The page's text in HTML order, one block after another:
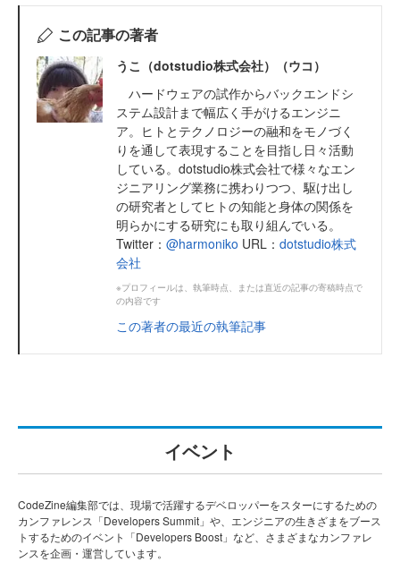
この記事の著者
うこ（dotstudio株式会社）（ウコ）
ハードウェアの試作からバックエンドシ
ステム設計まで幅広く手がけるエンジニ
ア。ヒトとテクノロジーの融和をモノづく
りを通して表現することを目指し日々活動
している。dotstudio株式会社で様々なエン
ジニアリング業務に携わりつつ、駆け出し
の研究者としてヒトの知能と身体の関係を
明らかにする研究にも取り組んでいる。
Twitter： @harmoniko URL： dotstudio株式
会社
※プロフィールは、執筆時点、または直近の記事の寄稿時点で
の内容です
この著者の最近の執筆記事
イベント
CodeZine編集部では、現場で活躍するデベロッパーをスターにするための
カンファレンス「Developers Summit」や、エンジニアの生きざまをブース
トするためのイベント「Developers Boost」など、さまざまなカンファレ
ンスを企画・運営しています。